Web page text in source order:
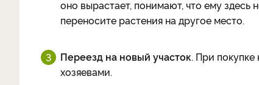
оно вырастает, понимают, что ему
переносите растения на другое место.
Переезд на новый участок. При покупке
хозяевами.